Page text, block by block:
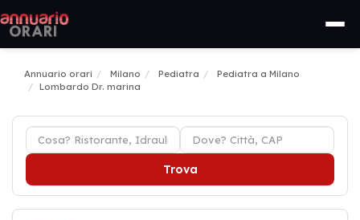
Annuario orari Milano Pediatra
Pediatra a Milano
Lombardo Dr. marina
Trova